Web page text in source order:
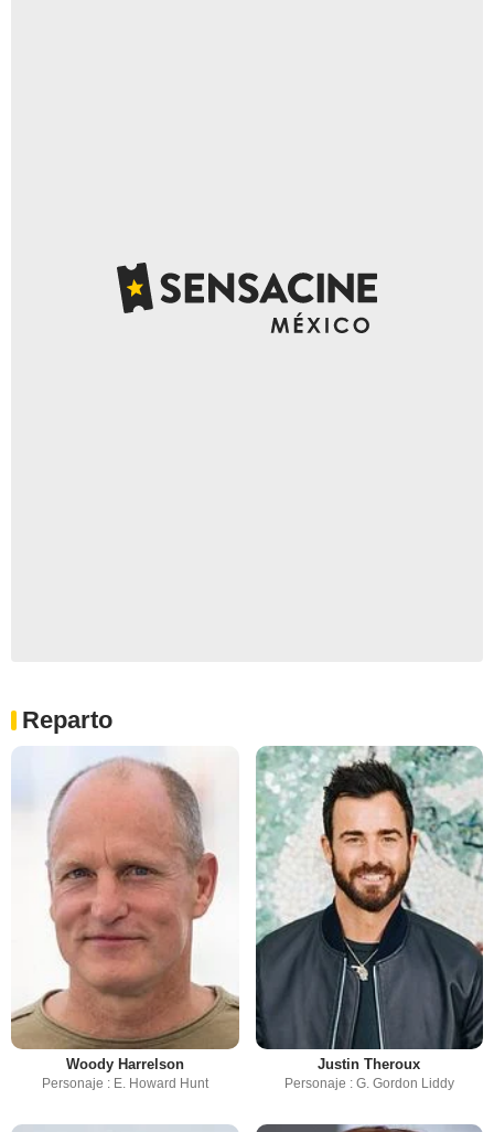
Reparto
Woody Harrelson
Personaje : E. Howard Hunt
Justin Theroux
Personaje : G. Gordon Liddy